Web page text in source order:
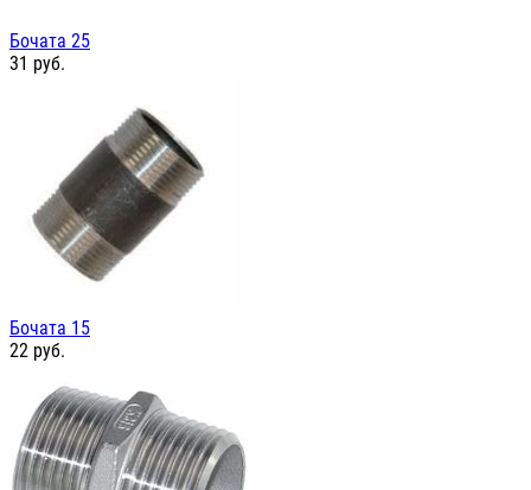
Бочата 25
31 руб.
Бочата 15
22 руб.